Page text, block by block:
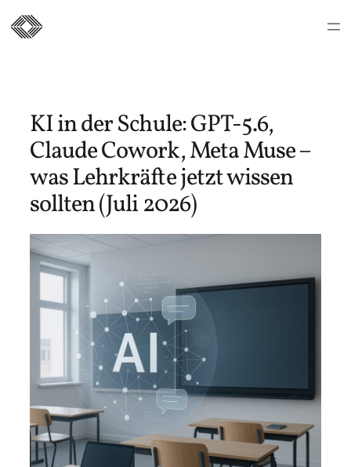
KI in der Schule: GPT-5.6,
Claude Cowork, Meta Muse –
was Lehrkräfte jetzt wissen
sollten (Juli 2026)